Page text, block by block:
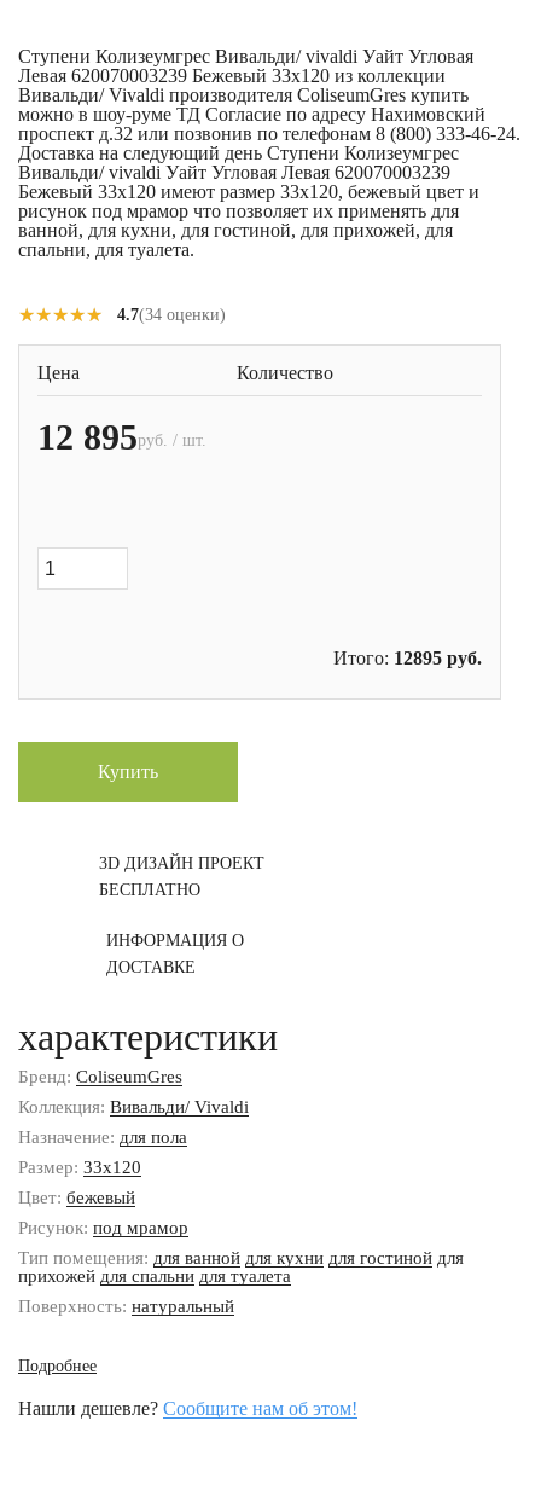
Ступени Колизеумгрес Вивальди/ vivaldi Уайт Угловая
Левая 620070003239 Бежевый 33x120 из коллекции
Вивальди/ Vivaldi производителя ColiseumGres купить
можно в шоу-руме ТД Согласие по адресу Нахимовский
проспект д.32 или позвонив по телефонам 8 (800) 333-46-24.
Доставка на следующий день Ступени Колизеумгрес
Вивальди/ vivaldi Уайт Угловая Левая 620070003239
Бежевый 33x120 имеют размер 33x120, бежевый цвет и
рисунок под мрамор что позволяет их применять для
ванной, для кухни, для гостиной, для прихожей, для
спальни, для туалета.
★★★★★
★★★★★ 4.7(34 оценки)
Цена Количество
12 895руб. / шт.
Итого: 12895 руб.
Купить
3D ДИЗАЙН ПРОЕКТ
БЕСПЛАТНО
ИНФОРМАЦИЯ О
ДОСТАВКЕ
характеристики
Бренд: ColiseumGres
Коллекция: Вивальди/ Vivaldi
Назначение: для пола
Размер: 33x120
Цвет: бежевый
Рисунок: под мрамор
Тип помещения: для ванной для кухни для гостиной для
прихожей для спальни для туалета
Поверхность: натуральный
Подробнее
Нашли дешевле? Сообщите нам об этом!